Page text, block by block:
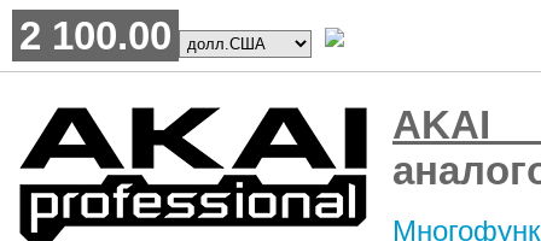
2 100.00
AKAI